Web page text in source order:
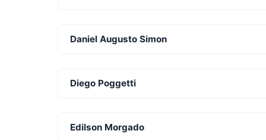
Daniel Augusto Simon
Diego Poggetti
Edilson Morgado